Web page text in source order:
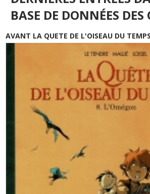
BASE DE DONNÉES DES
AVANT LA QUETE DE L'OISEAU DU